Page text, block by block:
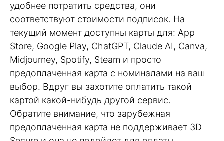
удобнее потратить средства, они
соответствуют стоимости подписок. На
текущий момент доступны карты для: App
Store, Google Play, ChatGPT, Claude AI, Canva,
Midjourney, Spotify, Steam и просто
предоплаченная карта с номиналами на ваш
выбор. Вдруг вы захотите оплатить такой
картой какой-нибудь другой сервис.
Обратите внимание, что зарубежная
предоплаченная карта не поддерживает 3D